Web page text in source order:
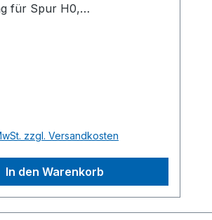
für Spur H0,
zzgl. Versandkosten
In den Warenkorb